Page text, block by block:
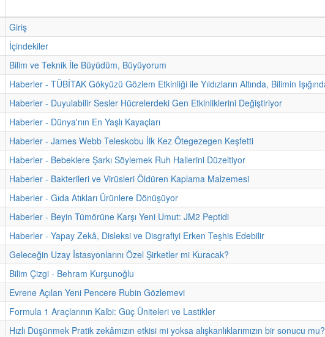
Giriş
İçindekiler
Bilim ve Teknik İle Büyüdüm, Büyüyorum
Haberler - TÜBİTAK Gökyüzü Gözlem Etkinliği ile Yıldızların Altında, Bilimin
Haberler - Duyulabilir Sesler Hücrelerdeki Gen Etkinliklerini Değiştiriyor
Haberler - Dünya'nın En Yaşlı Kayaçları
Haberler - James Webb Teleskobu İlk Kez Ötegezegen Keşfetti
Haberler - Bebeklere Şarkı Söylemek Ruh Hallerini Düzeltiyor
Haberler - Bakterileri ve Virüsleri Öldüren Kaplama Malzemesi
Haberler - Gıda Atıkları Ürünlere Dönüşüyor
Haberler - Beyin Tümörüne Karşı Yeni Umut: JM2 Peptidi
Haberler - Yapay Zekâ, Disleksi ve Disgrafiyi Erken Teşhis Edebilir
Geleceğin Uzay İstasyonlarını Özel Şirketler mi Kuracak?
Bilim Çizgi - Behram Kurşunoğlu
Evrene Açılan Yeni Pencere Rubin Gözlemevi
Formula 1 Araçlarının Kalbi: Güç Üniteleri ve Lastikler
Hızlı Düşünmek Pratik zekâmızın etkisi mi yoksa alışkanlıklarımızın bir sonucu mu?